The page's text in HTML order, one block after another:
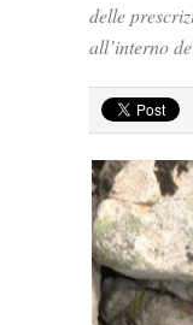
delle
all’interno